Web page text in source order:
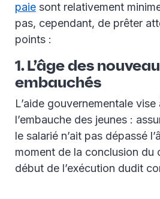
paie sont relativement
pas, cependant, de prêter
points :
1. L’âge des
embauchés
L’aide gouvernementale
l’embauche des jeunes :
le salarié n’ait pas dépassé
moment de la conclusion du
début de l’exécution dudit